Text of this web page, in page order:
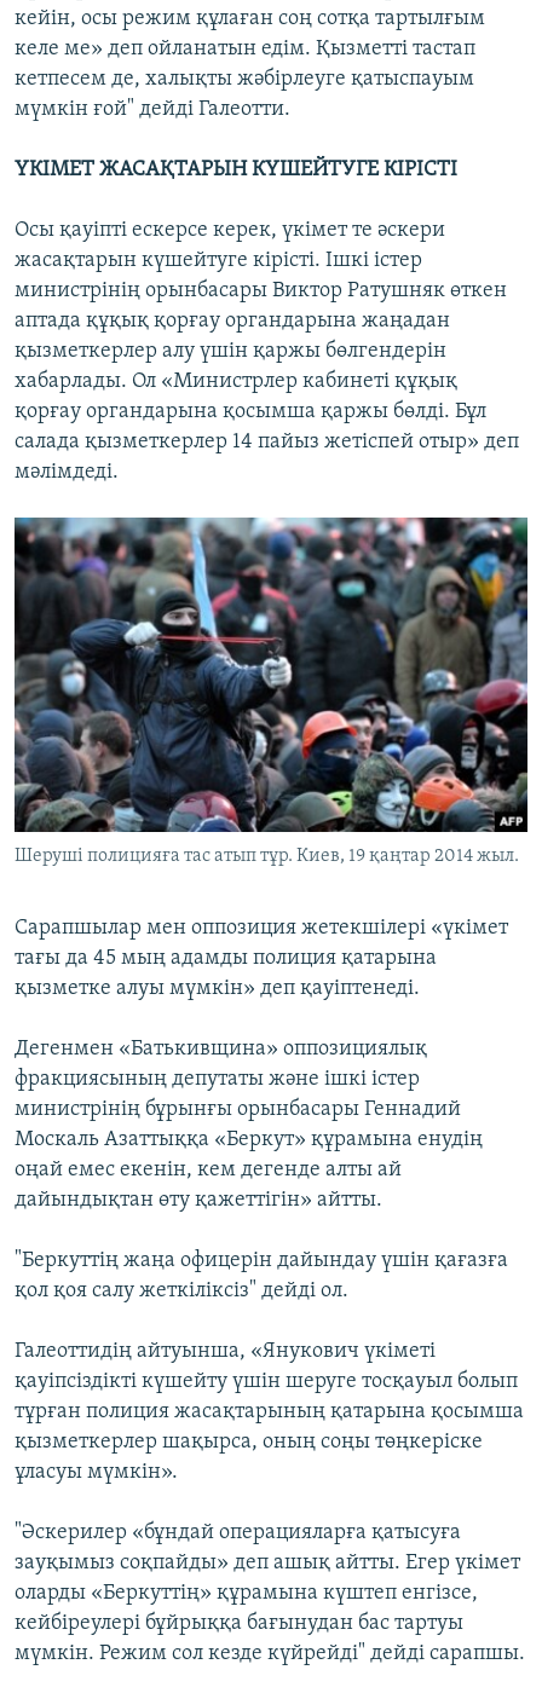
кейін, осы режим құлаған соң сотқа тартылғым
келе ме» деп ойланатын едім. Қызметті тастап
кетпесем де, халықты жәбірлеуге қатыспауым
мүмкін ғой" дейді Галеотти.
ҮКІМЕТ ЖАСАҚТАРЫН КҮШЕЙТУГЕ КІРІСТІ
Осы қауіпті ескерсе керек, үкімет те әскери
жасақтарын күшейтуге кірісті. Ішкі істер
министрінің орынбасары Виктор Ратушняк өткен
аптада құқық қорғау органдарына жаңадан
қызметкерлер алу үшін қаржы бөлгендерін
хабарлады. Ол «Министрлер кабинеті құқық
қорғау органдарына қосымша қаржы бөлді. Бұл
салада қызметкерлер 14 пайыз жетіспей отыр» деп
мәлімдеді.
Шеруші полицияға тас атып тұр. Киев, 19 қаңтар 2014 жыл.
​Сарапшылар мен оппозиция жетекшілері «үкімет
тағы да 45 мың адамды полиция қатарына
қызметке алуы мүмкін» деп қауіптенеді.
Дегенмен «Батькивщина» оппозициялық
фракциясының депутаты және ішкі істер
министрінің бұрынғы орынбасары Геннадий
Москаль Азаттыққа «Беркут» құрамына енудің
оңай емес екенін, кем дегенде алты ай
дайындықтан өту қажеттігін» айтты.
"Беркуттің жаңа офицерін дайындау үшін қағазға
қол қоя салу жеткіліксіз" дейді ол.
Галеоттидің айтуынша, «Янукович үкіметі
қауіпсіздікті күшейту үшін шеруге тосқауыл болып
тұрған полиция жасақтарының қатарына қосымша
қызметкерлер шақырса, оның соңы төңкеріске
ұласуы мүмкін».
"Әскерилер «бұндай операцияларға қатысуға
зауқымыз соқпайды» деп ашық айтты. Егер үкімет
оларды «Беркуттің» құрамына күштеп енгізсе,
кейбіреулері бұйрыққа бағынудан бас тартуы
мүмкін. Режим сол кезде күйрейді" дейді сарапшы.